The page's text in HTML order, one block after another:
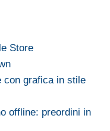
Store
con grafica in stile
offline: preordini in